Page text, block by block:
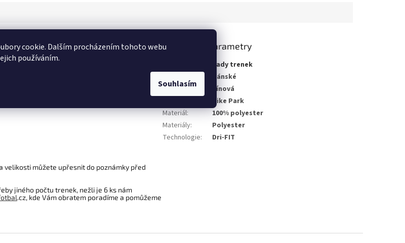
cookie. Dalším procházením tohoto webu
používáním.
Souhlasím
z polyesterové tkaniny Dry společně s
se stahovací šňůrkou a vyšívané logo
Hlavní výhodou této kolekce je široká škála
velikosti můžete upřesnit do poznámky před
jiného počtu trenek, nežli je 6 ks nám
.cz, kde Vám obratem poradíme a pomůžeme
Doplňkové parametry
Sady trenek
Pánské
Barva:
Vínová
Nike Park
Materiál:
100% polyester
Materiály:
Polyester
Technologie: Dri-FIT